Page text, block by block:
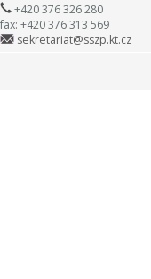
+420 376 326 280
fax: +420 376 313 569
sekretariat@sszp.kt.cz